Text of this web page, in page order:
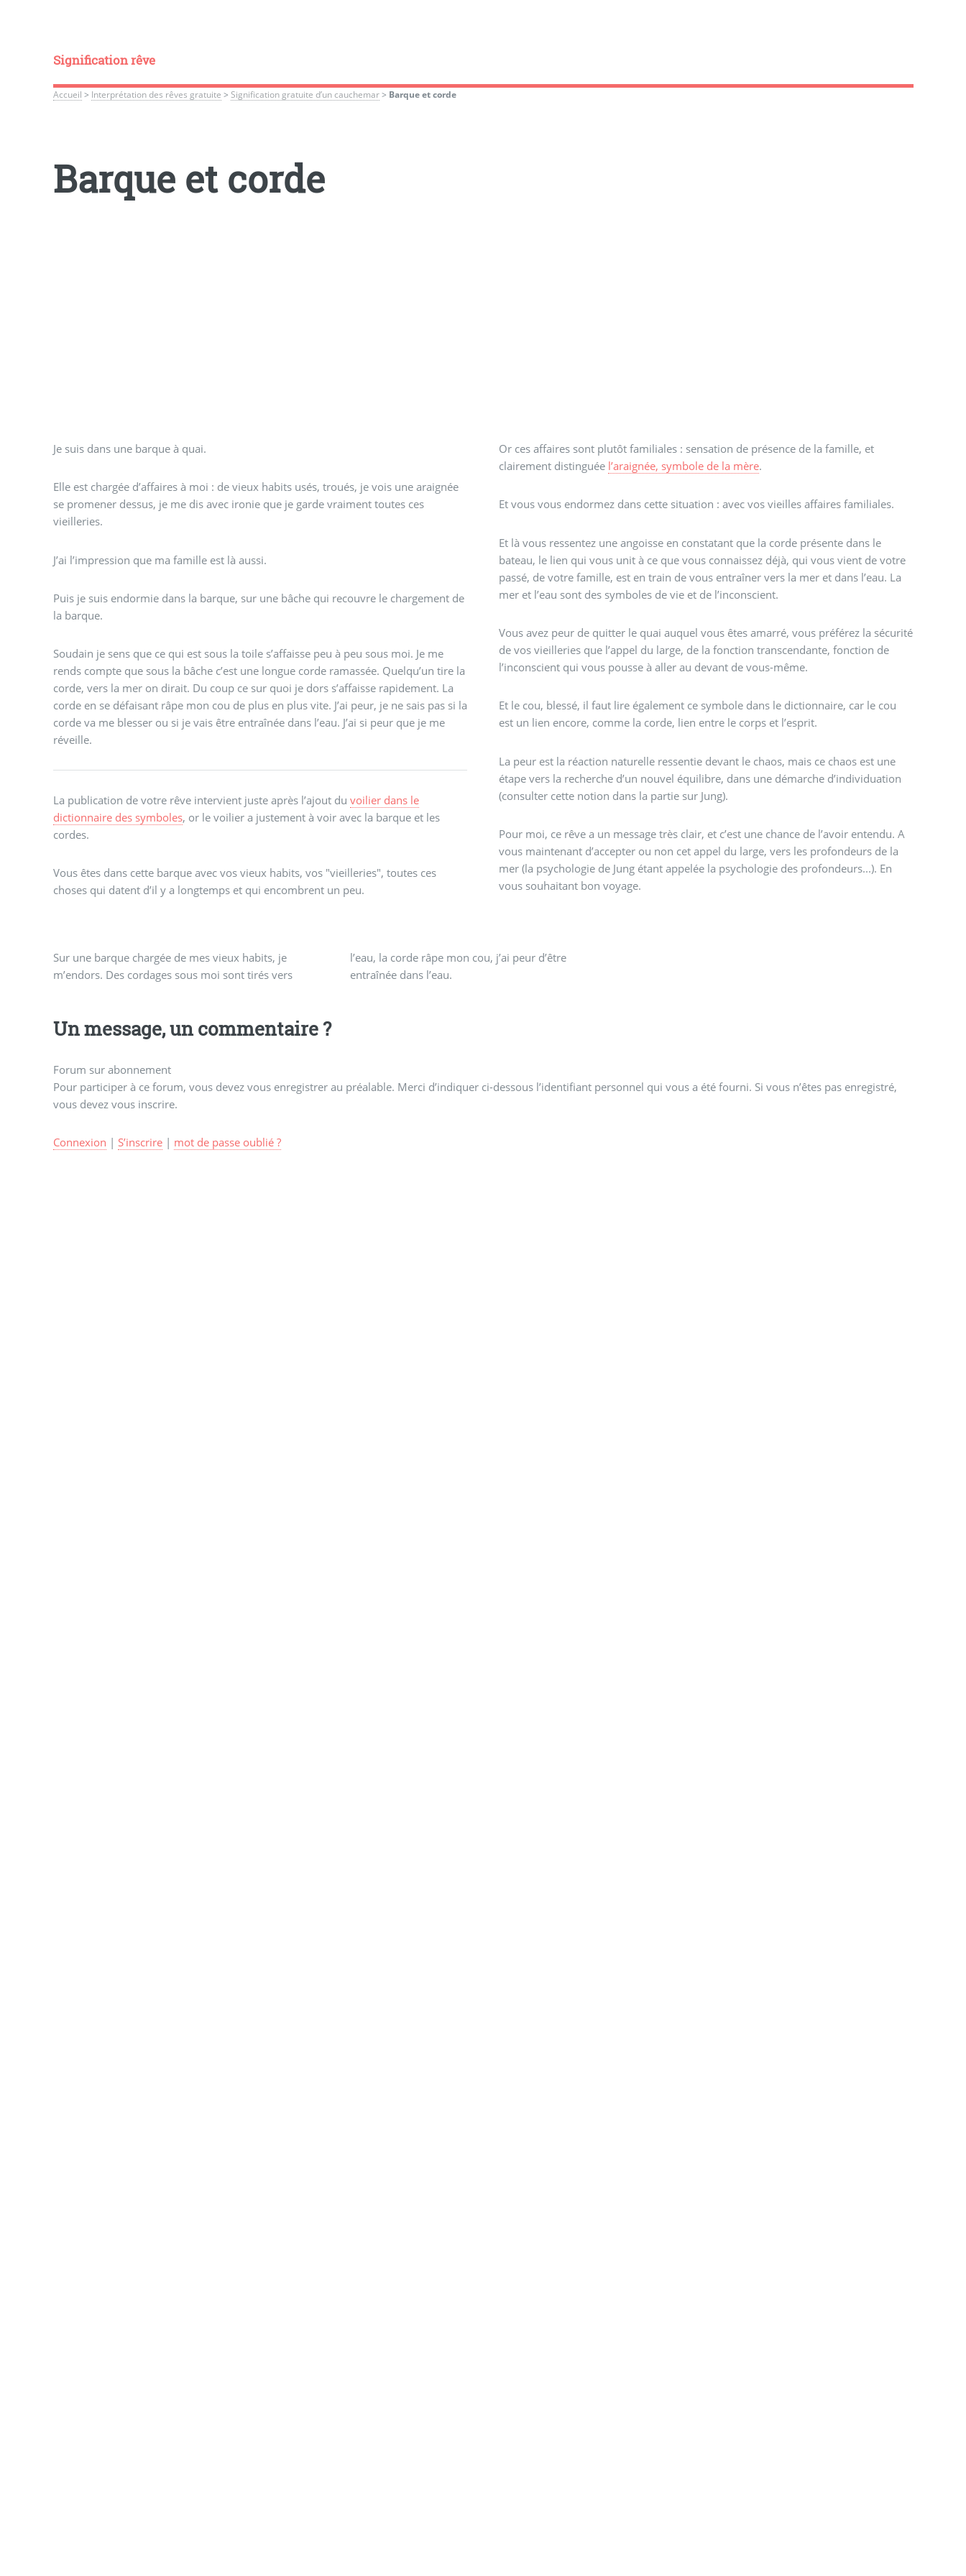
Signification rêve
Accueil > Interprétation des rêves gratuite > Signification gratuite d’un cauchemar> Barque et corde
Barque et corde
Je suis dans une barque à quai.
Elle est chargée d’affaires à moi : de vieux habits usés, troués, je vois une araignée
se promener dessus, je me dis avec ironie que je garde vraiment toutes ces
vieilleries.
J’ai l’impression que ma famille est là aussi.
Puis je suis endormie dans la barque, sur une bâche qui recouvre le chargement de
la barque.
Soudain je sens que ce qui est sous la toile s’affaisse peu à peu sous moi. Je me
rends compte que sous la bâche c’est une longue corde ramassée. Quelqu’un tire la
corde, vers la mer on dirait. Du coup ce sur quoi je dors s’affaisse rapidement. La
corde en se défaisant râpe mon cou de plus en plus vite. J’ai peur, je ne sais pas si la
corde va me blesser ou si je vais être entraînée dans l’eau. J’ai si peur que je me
réveille.
La publication de votre rêve intervient juste après l’ajout du voilier dans le
dictionnaire des symboles, or le voilier a justement à voir avec la barque et les
cordes.
Vous êtes dans cette barque avec vos vieux habits, vos "vieilleries", toutes ces
choses qui datent d’il y a longtemps et qui encombrent un peu.
Or ces affaires sont plutôt familiales : sensation de présence de la famille, et
clairement distinguée l’araignée, symbole de la mère.
Et vous vous endormez dans cette situation : avec vos vieilles affaires familiales.
Et là vous ressentez une angoisse en constatant que la corde présente dans le
bateau, le lien qui vous unit à ce que vous connaissez déjà, qui vous vient de votre
passé, de votre famille, est en train de vous entraîner vers la mer et dans l’eau. La
mer et l’eau sont des symboles de vie et de l’inconscient.
Vous avez peur de quitter le quai auquel vous êtes amarré, vous préférez la sécurité
de vos vieilleries que l’appel du large, de la fonction transcendante, fonction de
l’inconscient qui vous pousse à aller au devant de vous-même.
Et le cou, blessé, il faut lire également ce symbole dans le dictionnaire, car le cou
est un lien encore, comme la corde, lien entre le corps et l’esprit.
La peur est la réaction naturelle ressentie devant le chaos, mais ce chaos est une
étape vers la recherche d’un nouvel équilibre, dans une démarche d’individuation
(consulter cette notion dans la partie sur Jung).
Pour moi, ce rêve a un message très clair, et c’est une chance de l’avoir entendu. A
vous maintenant d’accepter ou non cet appel du large, vers les profondeurs de la
mer (la psychologie de Jung étant appelée la psychologie des profondeurs...). En
vous souhaitant bon voyage.
Sur une barque chargée de mes vieux habits, je
m’endors. Des cordages sous moi sont tirés vers
l’eau, la corde râpe mon cou, j’ai peur d’être
entraînée dans l’eau.
Un message, un commentaire ?
Forum sur abonnement
Pour participer à ce forum, vous devez vous enregistrer au préalable. Merci d’indiquer ci-dessous l’identifiant personnel qui vous a été fourni. Si vous n’êtes pas enregistré,
vous devez vous inscrire.
Connexion | S’inscrire| mot de passe oublié ?